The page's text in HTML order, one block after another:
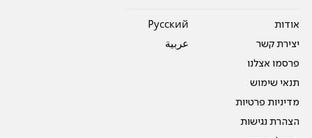
אודות
יצירת קשר
פרסמו אצלנו
תנאי שימוש
מדיניות פרטיות
הצהרת נגישות
Pусский
عربية